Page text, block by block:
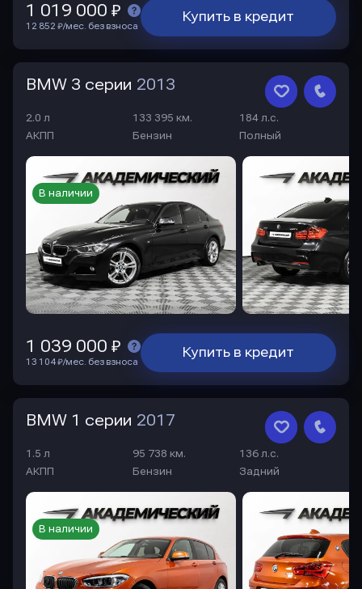
Купить в кредит
1 019 000 ₽
12 852 ₽/мес. без взноса
BMW 3 серии 2013
2.0 л 133 395 км.
184 л.с.
АКПП
Бензин Полный
В наличии
Купить в кредит
1 039 000 ₽
13 104 ₽/мес. без взноса
BMW 1 серии 2017
1.5 л 95 738 км.
136 л.с.
АКПП
Бензин Задний
В наличии